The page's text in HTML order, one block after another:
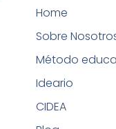
Home
Sobre
Método
Ideario
CIDEA